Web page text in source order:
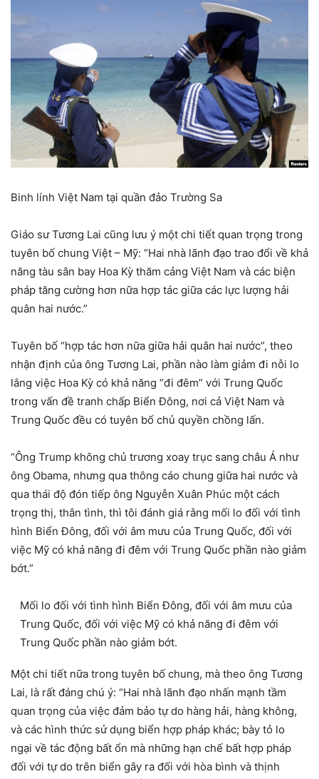
Binh lính Việt Nam tại quần đảo Trường Sa
Giáo sư Tương Lai cũng lưu ý một chi tiết quan trọng trong
tuyên bố chung Việt – Mỹ: “Hai nhà lãnh đạo trao đổi về khả
năng tàu sân bay Hoa Kỳ thăm cảng Việt Nam và các biện
pháp tăng cường hơn nữa hợp tác giữa các lực lượng hải
quân hai nước.”
Tuyên bố “hợp tác hơn nữa giữa hải quân hai nước”, theo
nhận định của ông Tương Lai, phần nào làm giảm đi nỗi lo
lắng việc Hoa Kỳ có khả năng “đi đêm” với Trung Quốc
trong vấn đề tranh chấp Biển Đông, nơi cả Việt Nam và
Trung Quốc đều có tuyên bố chủ quyền chồng lấn.
“Ông Trump không chủ trương xoay trục sang châu Á như
ông Obama, nhưng qua thông cáo chung giữa hai nước và
qua thái độ đón tiếp ông Nguyễn Xuân Phúc một cách
trọng thị, thân tình, thì tôi đánh giá rằng mối lo đối với tình
hình Biển Đông, đối với âm mưu của Trung Quốc, đối với
việc Mỹ có khả năng đi đêm với Trung Quốc phần nào giảm
bớt.”
Mối lo đối với tình hình Biển Đông, đối với âm mưu của
Trung Quốc, đối với việc Mỹ có khả năng đi đêm với
Trung Quốc phần nào giảm bớt.
Một chi tiết nữa trong tuyên bố chung, mà theo ông Tương
Lai, là rất đáng chú ý: “Hai nhà lãnh đạo nhấn mạnh tầm
quan trọng của việc đảm bảo tự do hàng hải, hàng không,
và các hình thức sử dụng biển hợp pháp khác; bày tỏ lo
ngại về tác động bất ổn mà những hạn chế bất hợp pháp
đối với tự do trên biển gây ra đối với hòa bình và thịnh